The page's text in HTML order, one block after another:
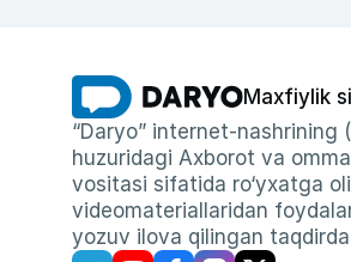
Maxfiylik
“Daryo” internet-nashrining
huzuridagi Axborot va
vositasi sifatida ro‘yxatga
videomateriallaridan
yozuv ilova qilingan taqdirda